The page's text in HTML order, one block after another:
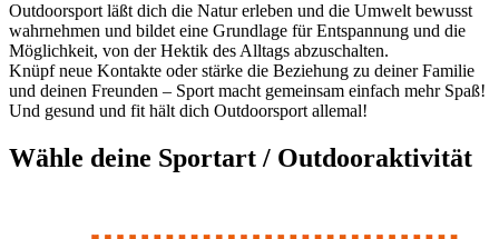
Outdoorsport läßt dich die Natur erleben und die Umwelt bewusst
wahrnehmen und bildet eine Grundlage für Entspannung und die
Möglichkeit, von der Hektik des Alltags abzuschalten.
Knüpf neue Kontakte oder stärke die Beziehung zu deiner Familie
und deinen Freunden – Sport macht gemeinsam einfach mehr Spaß!
Und gesund und fit hält dich Outdoorsport allemal!
Wähle deine Sportart / Outdooraktivität